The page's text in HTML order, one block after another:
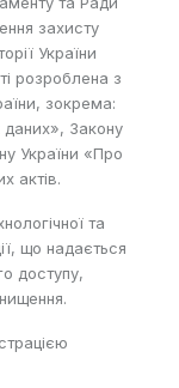
захисту
України
розроблена з
зокрема:
даних», Закону
України «Про
актів.
та
що надається
доступу,